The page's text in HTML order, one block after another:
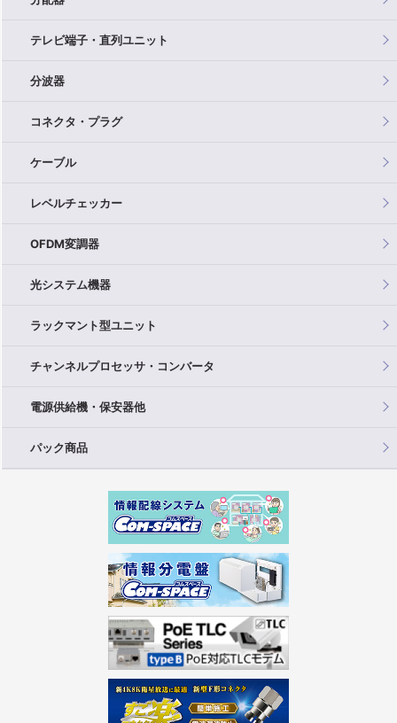
テレビ端子・直列ユニット
分波器
コネクタ・プラグ
ケーブル
レベルチェッカー
OFDM変調器
光システム機器
ラックマント型ユニット
チャンネルプロセッサ・コンバータ
電源供給機・保安器他
パック商品